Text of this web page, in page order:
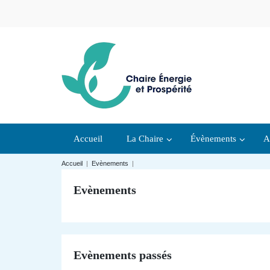
Accueil La Chaire Évènements
Accueil | Evènements |
Evènements
Evènements passés